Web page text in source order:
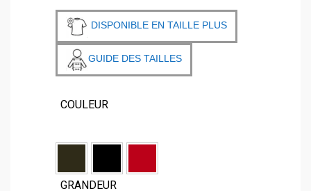
DISPONIBLE EN TAILLE PLUS
GUIDE DES TAILLES
COULEUR
GRANDEUR